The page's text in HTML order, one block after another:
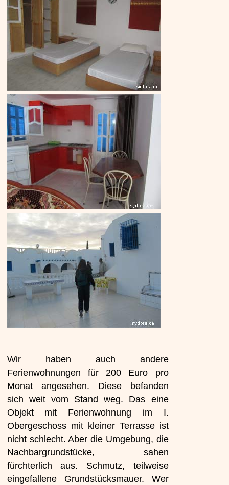
Wir haben auch andere
Ferienwohnungen für 200 Euro pro
Monat angesehen. Diese befanden
sich weit vom Stand weg. Das eine
Objekt mit Ferienwohnung im I.
Obergeschoss mit kleiner Terrasse ist
nicht schlecht. Aber die Umgebung, die
Nachbargrundstücke, sahen
fürchterlich aus. Schmutz, teilweise
eingefallene Grundstücksmauer. Wer